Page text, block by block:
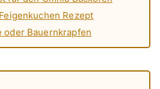
Rezept
oder Bauernkrapfen